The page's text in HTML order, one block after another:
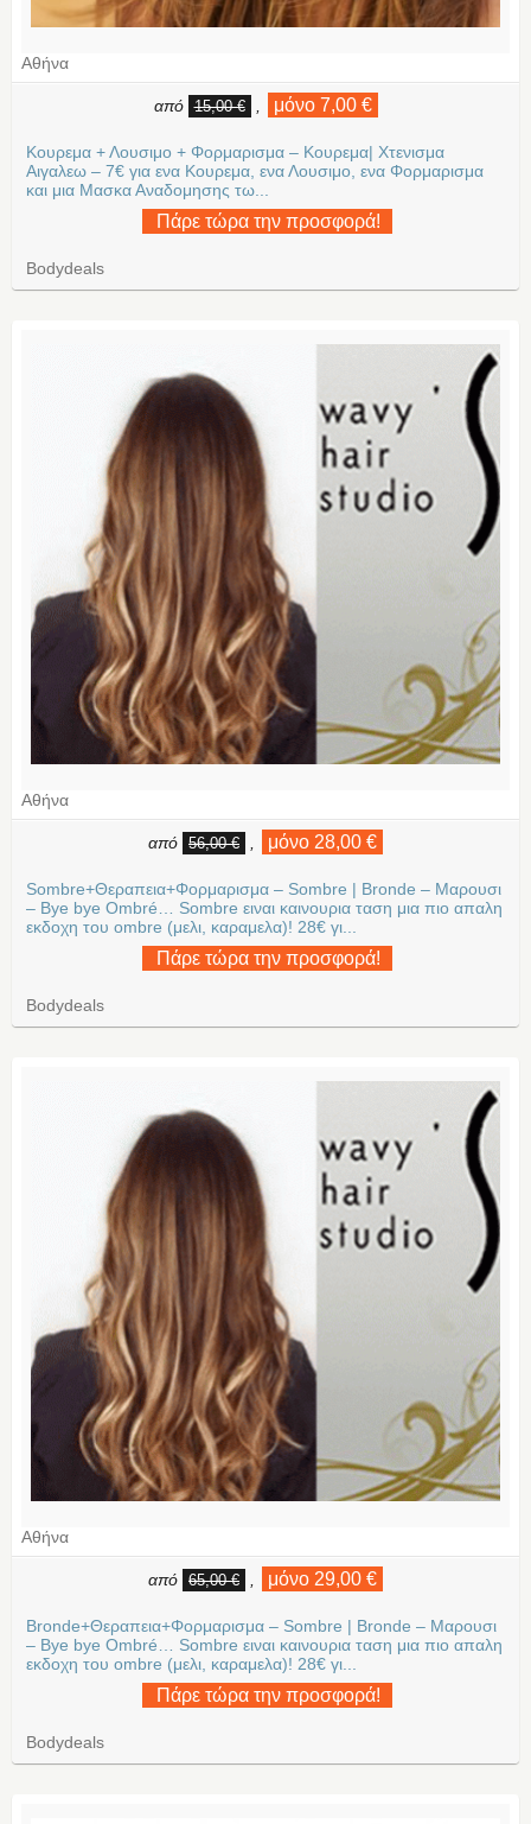
Αθήνα
από 15,00 € μόνο 7,00 €
Κουρεμα + Λουσιμο + Φορμαρισμα – Κουρεμα| Χτενισμα
Αιγαλεω – 7€ για ενα Κουρεμα, ενα Λουσιμο, ενα Φορμαρισμα
και μια Μασκα Αναδομησης τω...
Πάρε τώρα την προσφορά!
Bodydeals
Αθήνα
από 56,00 € μόνο 28,00 €
Sombre+Θεραπεια+Φορμαρισμα – Sombre | Bronde – Μαρουσι
– Bye bye Ombré… Sombre ειναι καινουρια ταση μια πιο απαλη
εκδοχη του ombre (μελι, καραμελα)! 28€ γι...
Πάρε τώρα την προσφορά!
Bodydeals
Αθήνα
από 65,00 € μόνο 29,00 €
Bronde+Θεραπεια+Φορμαρισμα – Sombre | Bronde – Μαρουσι
– Bye bye Ombré… Sombre ειναι καινουρια ταση μια πιο απαλη
εκδοχη του ombre (μελι, καραμελα)! 28€ γι...
Πάρε τώρα την προσφορά!
Bodydeals